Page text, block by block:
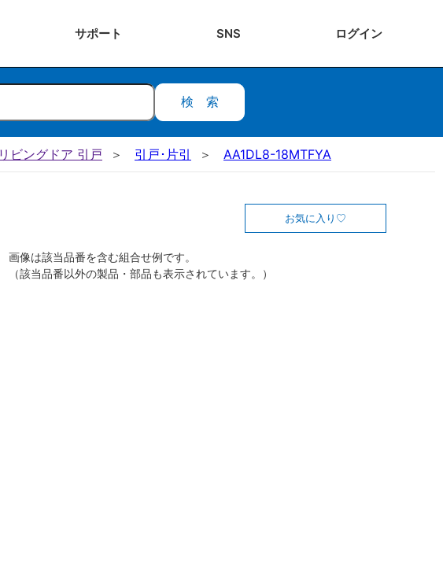
サポート SNS ログイン
検索
ビングドア 引戸 引戸･片引 AA1DL8-18MTFYA
お気に入り
画像は該当品番を含む組合せ例です。
（該当品番以外の製品・部品も表示されています。）